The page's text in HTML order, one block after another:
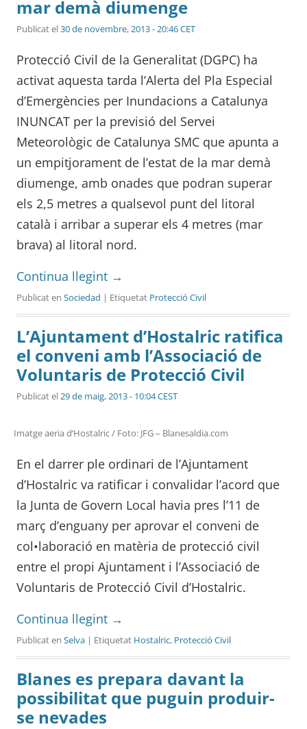
mar demà diumenge
Publicat el30 de novembre, 2013 - 20:46 CET
Protecció Civil de la Generalitat (DGPC) ha
activat aquesta tarda l’Alerta del Pla Especial
d’Emergències per Inundacions a Catalunya
INUNCAT per la previsió del Servei
Meteorològic de Catalunya SMC que apunta a
un empitjorament de l’estat de la mar demà
diumenge, amb onades que podran superar
els 2,5 metres a qualsevol punt del litoral
català i arribar a superar els 4 metres (mar
brava) al litoral nord.
Continua llegint →
Publicat en Sociedad | Etiquetat Protecció Civil
L’Ajuntament d’Hostalric ratifica
el conveni amb l’Associació de
Voluntaris de Protecció Civil
Publicat el29 de maig, 2013 - 10:04 CEST
Imatge aeria d’Hostalric / Foto: JFG – Blanesaldia.com
En el darrer ple ordinari de l’Ajuntament
d’Hostalric va ratificar i convalidar l’acord que
la Junta de Govern Local havia pres l’11 de
març d’enguany per aprovar el conveni de
col•laboració en matèria de protecció civil
entre el propi Ajuntament i l’Associació de
Voluntaris de Protecció Civil d’Hostalric.
Continua llegint →
Publicat en Selva | Etiquetat Hostalric, Protecció Civil
Blanes es prepara davant la
possibilitat que puguin produir-
se nevades